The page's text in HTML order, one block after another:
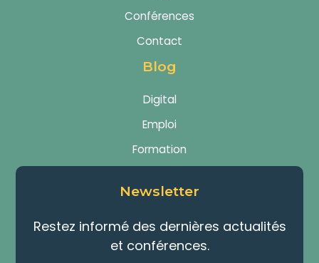
Conférences
Contact
Blog
Digital
Emploi
Formation
Newsletter
Restez informé des dernières actualités
et conférences.